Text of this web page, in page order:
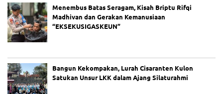
Menembus Batas Seragam, Kisah Briptu Rifqi
Madhivan dan Gerakan Kemanusiaan
“EKSEKUSIGASKEUN”
Bangun Kekompakan, Lurah Cisaranten Kulon
Satukan Unsur LKK dalam Ajang Silaturahmi